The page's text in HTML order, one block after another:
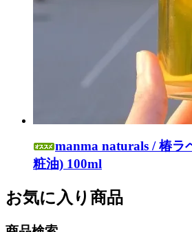
manma naturals / 椿ラ
粧油) 100ml
お気に入り商品